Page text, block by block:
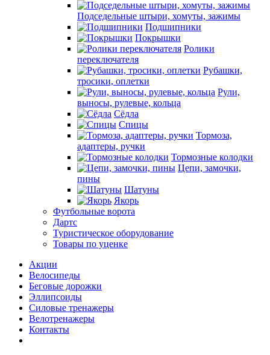
Подседельные штыри, хомуты, зажимы
Подшипники
Покрышки
Ролики
переключателя
Рубашки,
тросики, оплетки
Рули,
выносы, рулевые, кольца
Сёдла
Спицы
Тормоза,
адаптеры, ручки
Тормозные колодки
Цепи, замочки,
пины
Шатуны
Якорь
Футбольные ворота
Дартс
Туристическое оборудование
Товары по уценке
Акции
Велосипеды
Беговые дорожки
Эллипсоиды
Силовые тренажеры
Велотренажеры
Контакты